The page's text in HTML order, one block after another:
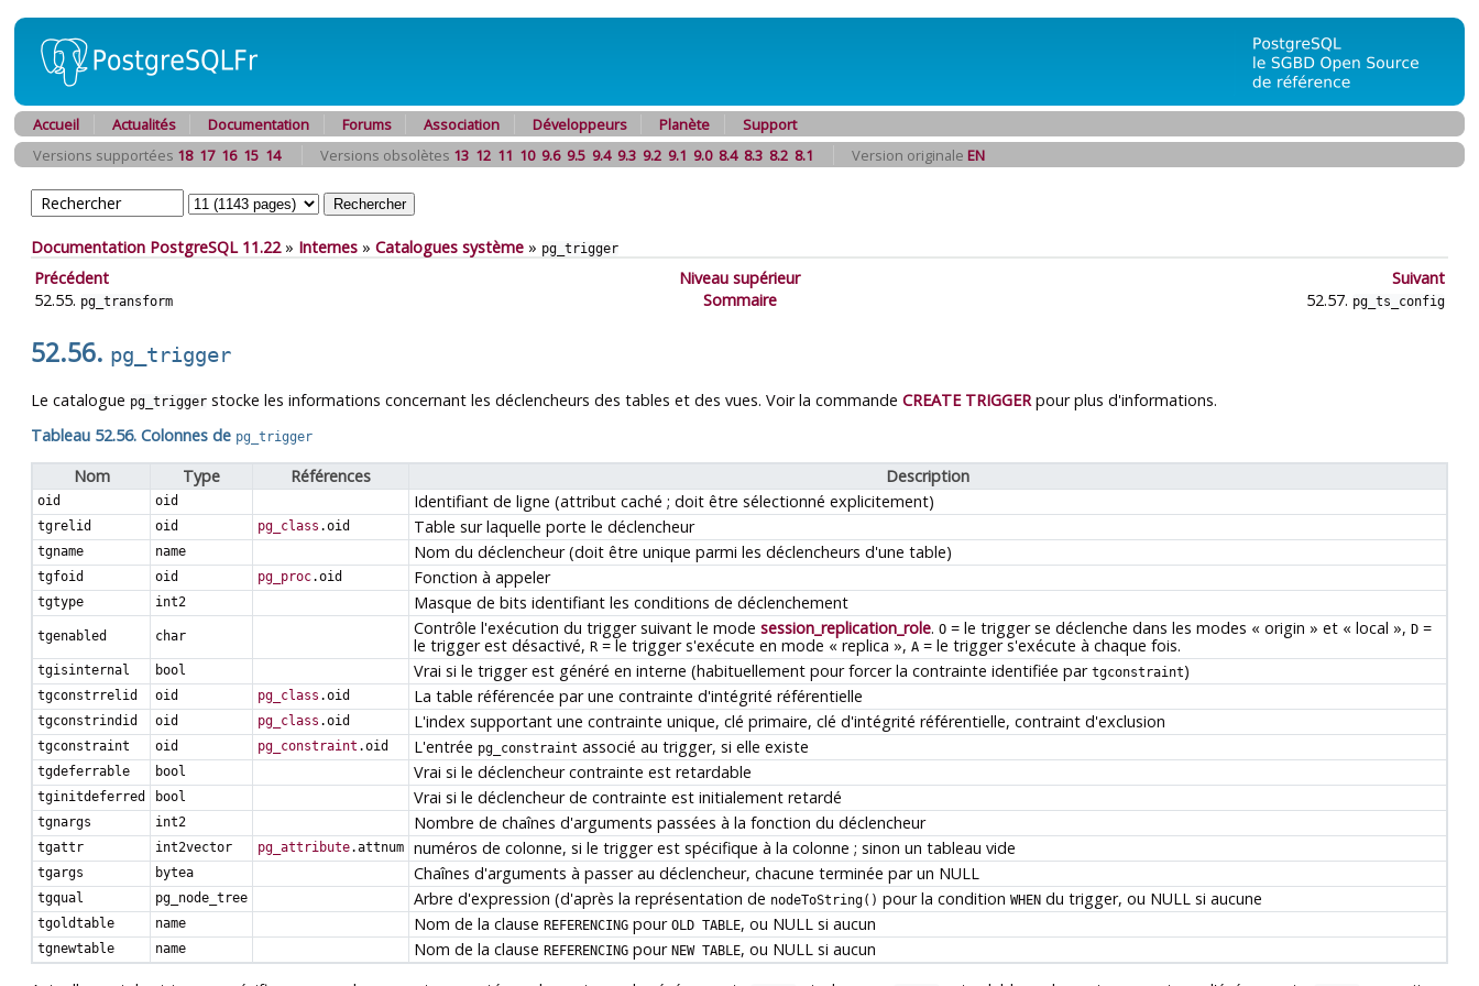
Accueil Actualités Documentation Forums Association Développeurs Planète
Support
Versions supportées 18 17 16 15 14 Versions obsolètes 13 12 11 10 9.6 9.5 9.4 9.3 9.2 9.1 9.0 8.4 8.3 8.2 8.1 Version originale EN
Documentation PostgreSQL 11.22» Internes » Catalogues système » pg_trigger
Précédent Niveau supérieur
Suivant
52.55. pg_transform Sommaire 52.57. pg_ts_config
52.56. pg_trigger
Le catalogue pg_trigger stocke les informations concernant les déclencheurs des tables et des vues. Voir la commande CREATE TRIGGERpour plus d'informations.
Tableau 52.56. Colonnes de pg_trigger
Nom Type Références Description
oid oid Identifiant de ligne (attribut caché ; doit être sélectionné explicitement)
tgrelid oid pg_class .oid Table sur laquelle porte le déclencheur
tgname name Nom du déclencheur (doit être unique parmi les déclencheurs d'une table)
tgfoid oid pg_proc.oid Fonction à appeler
tgtype int2 Masque de bits identifiant les conditions de déclenchement
tgenabled char Contrôle l'exécution du trigger suivant le mode session_replication_role. O= le trigger se déclenche dans les modes « origin » et « local », D=
le trigger est désactivé, R= le trigger s'exécute en mode « replica », A= le trigger s'exécute à chaque fois.
tgisinternal bool Vrai si le trigger est généré en interne (habituellement pour forcer la contrainte identifiée par tgconstraint)
tgconstrrelid oid pg_class .oid La table référencée par une contrainte d'intégrité référentielle
tgconstrindid oid pg_class .oid L'index supportant une contrainte unique, clé primaire, clé d'intégrité référentielle, contraint d'exclusion
tgconstraint oid pg_constraint .oid L'entrée pg_constraint associé au trigger, si elle existe
tgdeferrable bool Vrai si le déclencheur contrainte est retardable
tginitdeferred bool Vrai si le déclencheur de contrainte est initialement retardé
tgnargs int2 Nombre de chaînes d'arguments passées à la fonction du déclencheur
tgattr int2vector pg_attribute.attnum numéros de colonne, si le trigger est spécifique à la colonne ; sinon un tableau vide
tgargs bytea Chaînes d'arguments à passer au déclencheur, chacune terminée par un NULL
tgqual pg_node_tree Arbre d'expression (d'après la représentation de nodeToString() pour la condition WHENdu trigger, ou NULL si aucune
tgoldtable name Nom de la clause REFERENCINGpour OLD TABLE, ou NULL si aucun
tgnewtable name Nom de la clause REFERENCINGpour NEW TABLE, ou NULL si aucun